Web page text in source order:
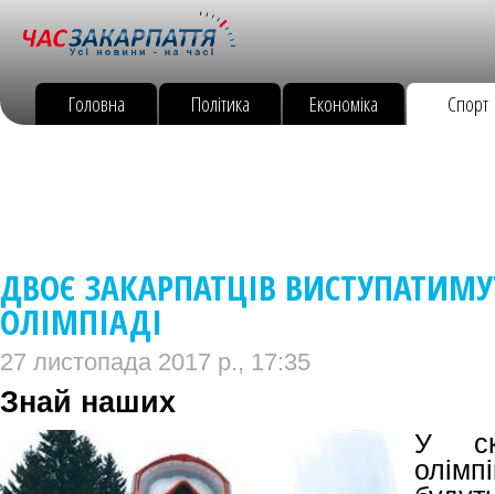
Головна Політика Економіка Спорт
ДВОЄ ЗАКАРПАТЦІВ
ОЛІМПІАДІ
27 листопада 2017 р., 17:35
Знай наших
У